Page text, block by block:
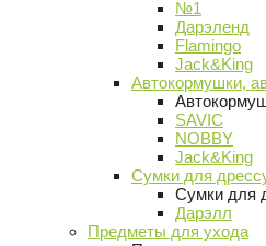
№1
Дарэленд
Flamingo
Jack&King
Автокормушки,
SAVIC
NOBBY
Jack&King
Сумки для
Сумки для
Дарэлл
Предметы для ухода